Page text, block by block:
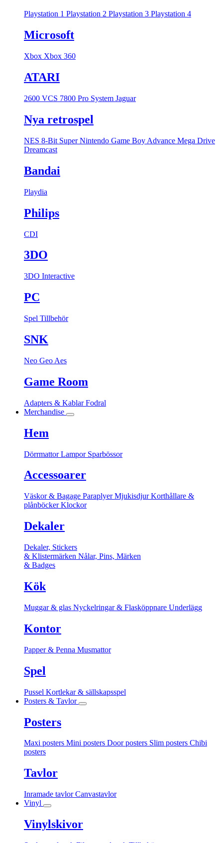
Playstation 1 Playstation 2 Playstation 3 Playstation 4
Microsoft
Xbox Xbox 360
ATARI
2600 VCS 7800 Pro System Jaguar
Nya retrospel
NES 8-Bit Super Nintendo Game Boy Advance Mega Drive
Dreamcast
Bandai
Playdia
Philips
CDI
3DO
3DO Interactive
PC
Spel Tillbehör
SNK
Neo Geo Aes
Game Room
Adapters & KablarFodral
Merchandise
Hem
DörrmattorLampor Sparbössor
Accessoarer
Väskor & Bagage ParaplyerMjukisdjurKorthållare &
plånböckerKlockor
Dekaler
Dekaler, Stickers
& Klistermärken Nålar, Pins, Märken
& Badges
Kök
Muggar & glas Nyckelringar & Flasköppnare Underlägg
Kontor
Papper & Penna Musmattor
Spel
Pussel Kortlekar & sällskapsspel
Posters & Tavlor
Posters
Maxi posters Mini posters Door posters Slim posters Chibi
posters
Tavlor
Inramade tavlorCanvastavlor
Vinyl
Vinylskivor